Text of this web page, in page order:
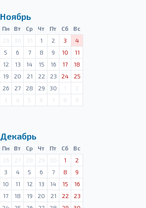
Ноябрь
Пн Вт Ср Чт Пт Сб
Вс
29 30 31 1 2 3
4
5 6 7 8 9 10
11
12 13 14 15 16 17
18
19 20 21 22 23 24
25
26 27 28 29 30 1
2
3 4 5 6 7 8 9
Декабрь
Пн Вт Ср Чт Пт Сб
Вс
26 27 28 29 30 1
2
3 4 5 6 7 8
9
10 11 12 13 14 15
16
17 18 19 20 21 22
23